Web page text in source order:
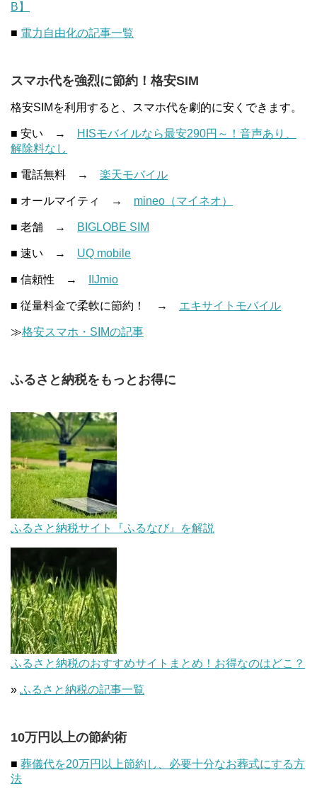
B】
■ 電力自由化の記事一覧
スマホ代を強烈に節約！格安SIM
格安SIMを利用すると、スマホ代を劇的に安くできます。
■ 安い →
HISモバイルなら最安290円～！音声あり、
解除料なし
■ 電話無料 → 楽天モバイル
■ オールマイティ → mineo（マイネオ）
■ 老舗 → BIGLOBE SIM
■ 速い → UQ mobile
■ 信頼性 → IIJmio
■ 従量料金で柔軟に節約！ → エキサイトモバイル
≫格安スマホ・SIMの記事
ふるさと納税をもっとお得に
ふるさと納税サイト『ふるなび』を解説
ふるさと納税のおすすめサイトまとめ！お得なのはどこ？
» ふるさと納税の記事一覧
10万円以上の節約術
■ 葬儀代を20万円以上節約し、必要十分なお葬式にする方
法